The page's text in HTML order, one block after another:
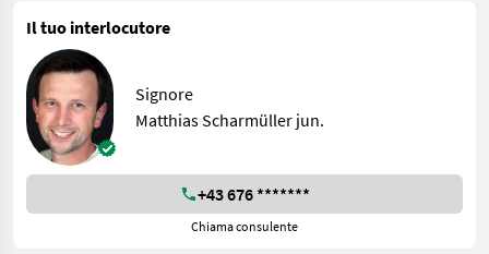
Il tuo interlocutore
Signore
Matthias Scharmüller jun.
+43 676 *******
Chiama consulente